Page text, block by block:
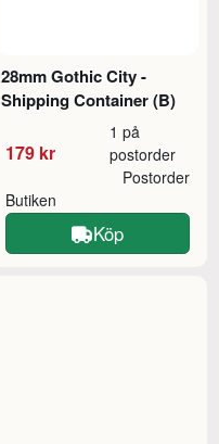
28mm Gothic City -
Shipping Container (B)
179 kr
1 på
postorder
Butiken
Postorder
Köp